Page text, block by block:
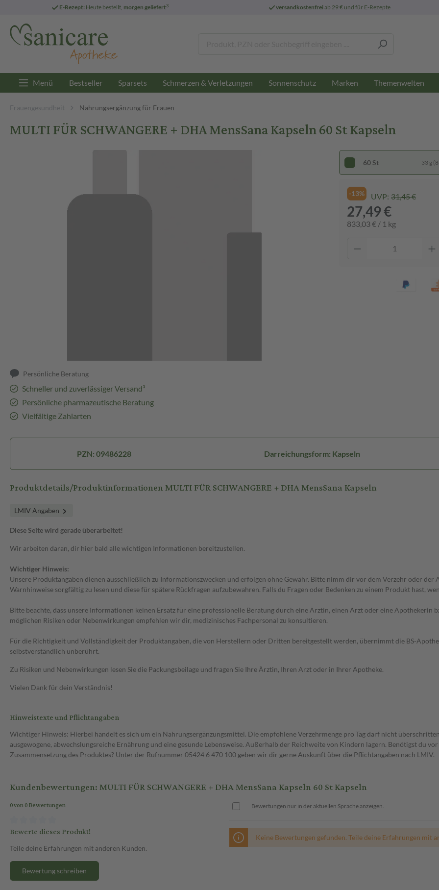
E-Rezept: Heute bestellt, morgen geliefert3 versandkostenfreiab 29 € und für E-Rezepte
Menü Bestseller Sparsets Schmerzen & Verletzungen Sonnenschutz Marken Themenwelten
Frauengesundheit Nahrungsergänzung für Frauen
MULTI FÜR SCHWANGERE + DHA MensSana Kapseln 60 St Kapseln
Persönliche Beratung
Schneller und zuverlässiger Versand³
Persönliche pharmazeutische Beratung
Vielfältige Zahlarten
60 St 33 g
-13% UVP: 31,45 €
27,49 €
833,03 € / 1 kg
PZN: 09486228 Darreichungsform: Kapseln
Produktdetails/Produktinformationen MULTI FÜR SCHWANGERE + DHA MensSana Kapseln
LMIV Angaben
Diese Seite wird gerade überarbeitet!
Wir arbeiten daran, dir hier bald alle wichtigen Informationen bereitzustellen.
Wichtiger Hinweis:
Unsere Produktangaben dienen ausschließlich zu Informationszwecken und erfolgen ohne Gewähr. Bitte nimm dir vor dem Verzehr oder
Warnhinweise sorgfältig zu lesen und diese für spätere Rückfragen aufzubewahren. Falls du Fragen oder Bedenken zu einem Produkt hast,
Bitte beachte, dass unsere Informationen keinen Ersatz für eine professionelle Beratung durch eine Ärztin, einen Arzt oder eine Apothekerin
möglichen Risiken oder Nebenwirkungen empfehlen wir dir, medizinisches Fachpersonal zu konsultieren.
Für die Richtigkeit und Vollständigkeit der Produktangaben, die von Herstellern oder Dritten bereitgestellt werden, übernimmt die BS-
selbstverständlich unberührt.
Zu Risiken und Nebenwirkungen lesen Sie die Packungsbeilage und fragen Sie Ihre Ärztin, Ihren Arzt oder in Ihrer Apotheke.
Vielen Dank für dein Verständnis!
Hinweistexte und Pflichtangaben
Wichtiger Hinweis: Hierbei handelt es sich um ein Nahrungsergänzungsmittel. Die empfohlene Verzehrmenge pro Tag darf nicht
ausgewogene, abwechslungsreiche Ernährung und eine gesunde Lebensweise. Außerhalb der Reichweite von Kindern lagern. Benötigst du
Zusammensetzung des Produktes? Unter der Rufnummer 05424 6 470 100 geben wir dir gerne Auskunft über die Pflichtangaben nach LMIV.
Kundenbewertungen: MULTI FÜR SCHWANGERE + DHA MensSana Kapseln 60 St Kapseln
0 von 0 Bewertungen
Bewerte dieses Produkt!
Teile deine Erfahrungen mit anderen Kunden.
Bewertung schreiben
Bewertungen nur in der aktuellen Sprache anzeigen.
Keine Bewertungen gefunden. Teile deine Erfahrungen mit